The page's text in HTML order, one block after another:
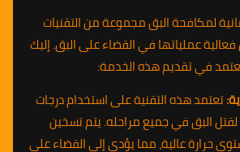
لمكافحة البق مجموعة من التقنيات
فعالية عملياتها في القضاء على البق. إليك
في تقديم هذه الخدمة:
تعتمد هذه التقنية على استخدام درجات
البق في جميع مراحله. يتم تسخين
حرارة عالية، مما يؤدي إلى القضاء على